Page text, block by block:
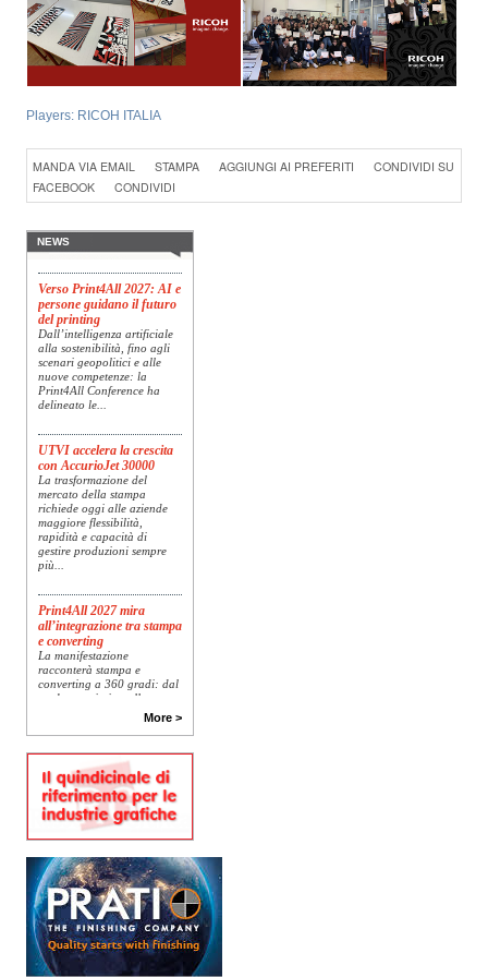
Players: RICOH ITALIA
MANDA VIA EMAIL STAMPA AGGIUNGI AI PREFERITI
CONDIVIDI SU
FACEBOOK
CONDIVIDI
NEWS
Specim RETEX
Konica Minolta, realtà di
nelle soluzioni di imaging,
presenta Specim RETEX,
basata su imaging...
Verso Print4All 2027: AI e
persone guidano il futuro
del printing
Dall’intelligenza artificiale
alla sostenibilità, fino agli
scenari geopolitici e alle
nuove competenze: la
Print4All Conference ha
delineato le...
UTVI accelera la crescita
con AccurioJet 30000
La trasformazione del
mercato della stampa
richiede oggi alle aziende
maggiore flessibilità,
rapidità e capacità di
gestire produzioni sempre
più...
Print4All 2027 mira
all’integrazione tra stampa
e converting
La manifestazione
racconterà stampa e
converting a 360 gradi: dal
package printing alle
alla visual communication.
Platinum Technologies
presenta SIGNATURE
Flatbed
Dopo anni di ricerca,
esigenze produttive del
mercato, Platinum
Technologies, centro
europeo di ricerca e...
Nava Press sceglie
AccurioJet 30000
More >